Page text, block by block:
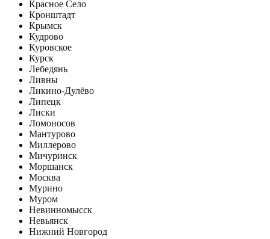
Красное Село
Кронштадт
Крымск
Кудрово
Куровское
Курск
Лебедянь
Ливны
Ликино-Дулёво
Липецк
Лиски
Ломоносов
Мантурово
Миллерово
Мичуринск
Моршанск
Москва
Мурино
Муром
Невинномысск
Невьянск
Нижний Новгород